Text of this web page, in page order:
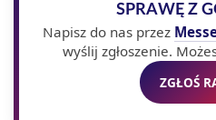
SPRAWĘ Z
Napisz do nas przez
wyślij zgłoszenie.
ZGŁOŚ